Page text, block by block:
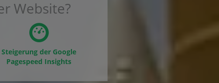
Website?
Steigerung der Google
Pagespeed Insights